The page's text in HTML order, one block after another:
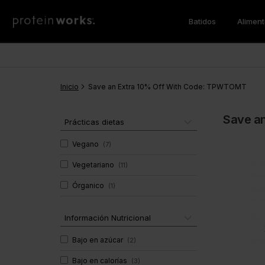
Batidos
Pérdida de Peso
Cena
Proteína
Proteína
Gainer de Masa
Salud
Super
Protein Porridge
CLA
Vitaminas & Minerales
Multivitaminas
Inmunidad
Inicio Save an Extra 10% Off With Code: TPWTOMT
Prácticas dietas
Vegano (7)
Vegetariano (11)
Órganico (1)
Información Nutricional
Bajo en azúcar (2)
Bajo en calorías (3)
Save